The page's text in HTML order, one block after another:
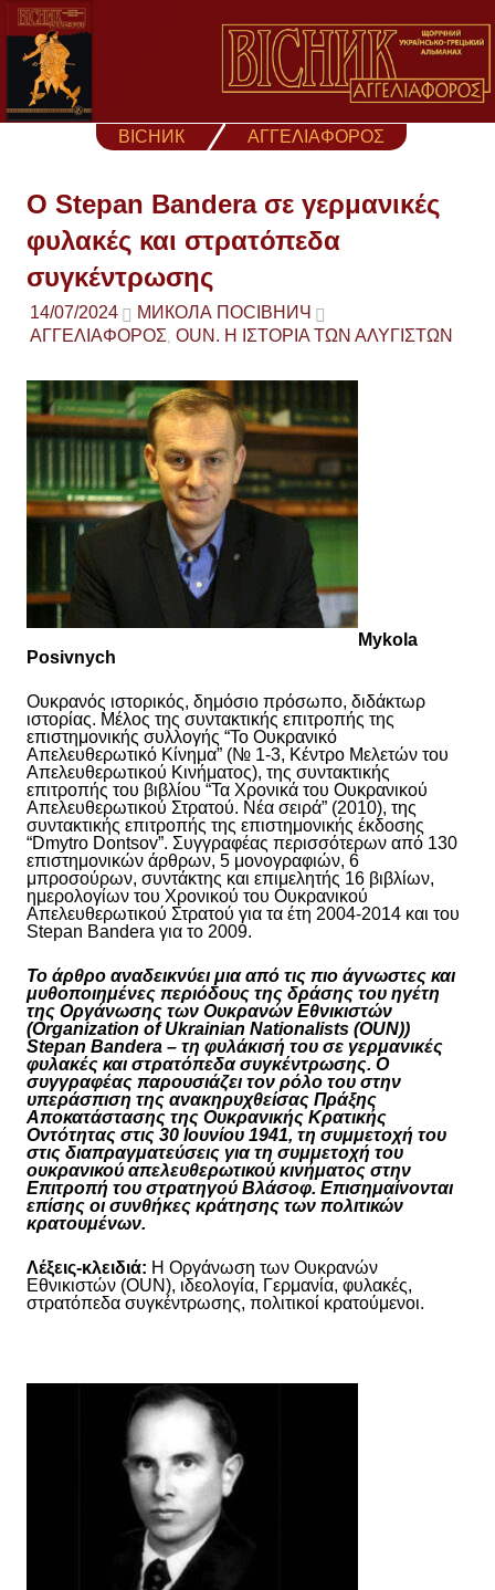
Skip
content
ВІСНИК ΑΓΓΕΛΙΑΦΟΡΟΣ
Ο Stepan Bandera σε γερμανικές
φυλακές και στρατόπεδα
συγκέντρωσης
14/07/2024
МИКОЛА ПОСІВНИЧ
ΑΓΓΕΛΙΑΦΟΡΟΣ ΟUΝ. Η ΙΣΤΟΡΙΑ ΤΩΝ ΑΛΥΓΙΣΤΩΝ
Mykola
Posivnych
Ουκρανός ιστορικός, δημόσιο πρόσωπο, διδάκτωρ
ιστορίας. Μέλος της συντακτικής επιτροπής της
επιστημονικής συλλογής “Το Ουκρανικό
Απελευθερωτικό Κίνημα” (№ 1-3, Κέντρο Μελετών του
Απελευθερωτικού Κινήματος), της συντακτικής
επιτροπής του βιβλίου “Τα Χρονικά του Ουκρανικού
Απελευθερωτικού Στρατού. Νέα σειρά” (2010), της
συντακτικής επιτροπής της επιστημονικής έκδοσης
“Dmytro Dontsov”. Συγγραφέας περισσότερων από 130
επιστημονικών άρθρων, 5 μονογραφιών, 6
μπροσούρων, συντάκτης και επιμελητής 16 βιβλίων,
ημερολογίων του Χρονικού του Ουκρανικού
Απελευθερωτικού Στρατού για τα έτη 2004-2014 και του
Stepan Bandera για το 2009.
Το άρθρο αναδεικνύει μια από τις πιο άγνωστες και
μυθοποιημένες περιόδους της δράσης του ηγέτη
της Οργάνωσης των Ουκρανών Εθνικιστών
(Organization of Ukrainian Nationalists (OUN))
Stepan Bandera – τη φυλάκισή του σε γερμανικές
φυλακές και στρατόπεδα συγκέντρωσης. Ο
συγγραφέας παρουσιάζει τον ρόλο του στην
υπεράσπιση της ανακηρυχθείσας Πράξης
Αποκατάστασης της Ουκρανικής Κρατικής
Οντότητας στις 30 Ιουνίου 1941, τη συμμετοχή του
στις διαπραγματεύσεις για τη συμμετοχή του
ουκρανικού απελευθερωτικού κινήματος στην
Επιτροπή του στρατηγού Βλάσοφ. Επισημαίνονται
επίσης οι συνθήκες κράτησης των πολιτικών
κρατουμένων.
Λέξεις-κλειδιά: Η Οργάνωση των Ουκρανών
Εθνικιστών (OUN), ιδεολογία, Γερμανία, φυλακές,
στρατόπεδα συγκέντρωσης, πολιτικοί κρατούμενοι.